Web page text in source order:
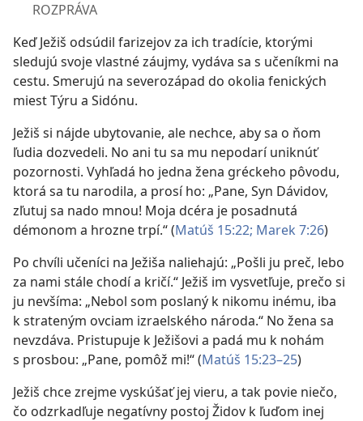
ROZPRÁVA
Keď Ježiš odsúdil farizejov za ich tradície, ktorými
sledujú svoje vlastné záujmy, vydáva sa s učeníkmi na
cestu. Smerujú na severozápad do okolia fenických
miest Týru a Sidónu.
Ježiš si nájde ubytovanie, ale nechce, aby sa o ňom
ľudia dozvedeli. No ani tu sa mu nepodarí uniknúť
pozornosti. Vyhľadá ho jedna žena gréckeho pôvodu,
ktorá sa tu narodila, a prosí ho: „Pane, Syn Dávidov,
zľutuj sa nado mnou! Moja dcéra je posadnutá
démonom a hrozne trpí.“ (Matúš 15:22; Marek 7:26)
Po chvíli učeníci na Ježiša naliehajú: „Pošli ju preč, lebo
za nami stále chodí a kričí.“ Ježiš im vysvetľuje, prečo si
ju nevšíma: „Nebol som poslaný k nikomu inému, iba
k strateným ovciam izraelského národa.“ No žena sa
nevzdáva. Pristupuje k Ježišovi a padá mu k nohám
s prosbou: „Pane, pomôž mi!“ (Matúš 15:23–25)
Ježiš chce zrejme vyskúšať jej vieru, a tak povie niečo,
čo odzrkadľuje negatívny postoj Židov k ľuďom inej